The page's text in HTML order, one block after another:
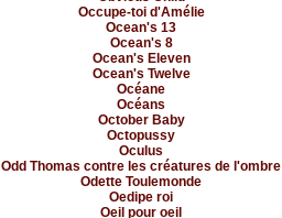
Occupe-toi d'Amélie
Ocean's 13
Ocean's 8
Ocean's Eleven
Ocean's Twelve
Océane
Océans
October Baby
Octopussy
Oculus
Odd Thomas contre les créatures de l'ombre
Odette Toulemonde
Oedipe roi
Oeil pour oeil